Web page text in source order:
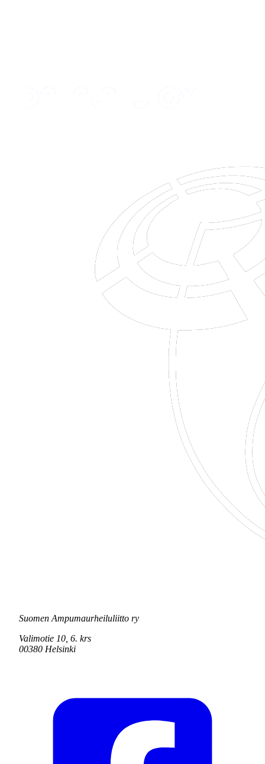
Suomen Ampumaurheiluliitto ry
Valimotie 10, 6. krs
00380 Helsinki